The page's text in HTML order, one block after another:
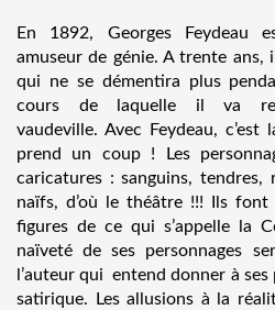
En 1892, Georges Feydeau
amuseur de génie. A trente
qui ne se démentira plus
cours de laquelle il va
vaudeville. Avec Feydeau,
prend un coup ! Les
caricatures : sanguins, tendres,
naïfs, d’où le théâtre !!! Ils
figures de ce qui s’appelle la
naïveté de ses personnages
l’auteur qui entend donner à
satirique. Les allusions à la